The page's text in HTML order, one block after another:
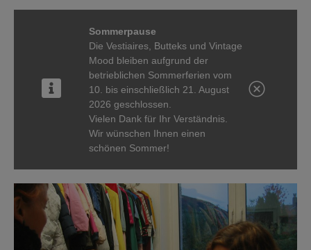
Sommerpause
Die Vestiaires, Butteks und Vintage
Mood bleiben aufgrund der
betrieblichen Sommerferien vom
10. bis einschließlich 21. August
2026 geschlossen.
Vielen Dank für Ihr Verständnis.
Wir wünschen Ihnen einen
schönen Sommer!